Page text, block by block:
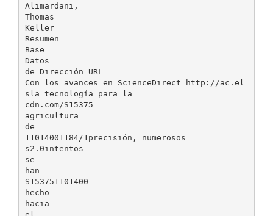
Alimardani,
Thomas
Keller
Resumen
Base
Datos
de Dirección URL
Con los avances en ScienceDirect http://ac.el
sla tecnología para la
cdn.com/S15375
agricultura
de
11014001184/1precisión, numerosos
s2.0intentos
se
han
S153751101400
hecho
hacia
el